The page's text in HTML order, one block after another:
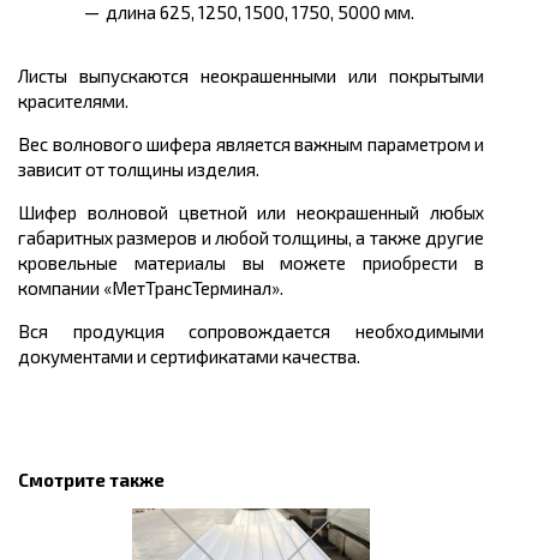
длина 625, 1250, 1500, 1750, 5000 мм.
Листы выпускаются неокрашенными или покрытыми
красителями.
Вес волнового шифера является важным параметром и
зависит от толщины изделия.
Шифер волновой цветной или неокрашенный любых
габаритных размеров и любой толщины, а также другие
кровельные материалы вы можете приобрести в
компании «МетТрансТерминал».
Вся продукция сопровождается необходимыми
документами и сертификатами качества.
Смотрите также